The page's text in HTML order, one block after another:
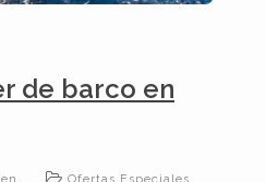
de barco en